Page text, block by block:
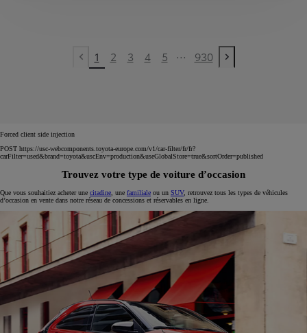
Previous page
1 2 3 4 5 ... 930
Next page
Forced client side injection
POST https://usc-webcomponents.toyota-europe.com/v1/car-filter/fr/fr?
carFilter=used&brand=toyota&uscEnv=production&useGlobalStore=true&sortOrder=published
Trouvez votre type de voiture d’occasion
Que vous souhaitiez acheter une citadine , une familiale ou un SUV, retrouvez tous les types de véhicules
d’occasion en vente dans notre réseau de concessions et réservables en ligne.